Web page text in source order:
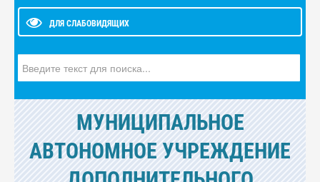
ДЛЯ СЛАБОВИДЯЩИХ
МУНИЦИПАЛЬНОЕ
АВТОНОМНОЕ УЧРЕЖДЕНИЕ